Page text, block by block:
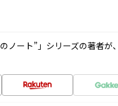
ノート”」シリーズの著者が